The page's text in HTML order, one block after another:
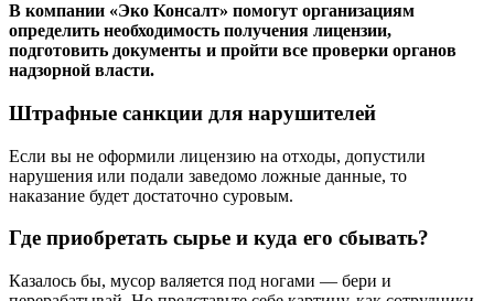
В компании «Эко Консалт» помогут организациям
определить необходимость получения лицензии,
подготовить документы и пройти все проверки органов
надзорной власти.
Штрафные санкции для нарушителей
Если вы не оформили лицензию на отходы, допустили
нарушения или подали заведомо ложные данные, то
наказание будет достаточно суровым.
Где приобретать сырье и куда его сбывать?
Казалось бы, мусор валяется под ногами — бери и